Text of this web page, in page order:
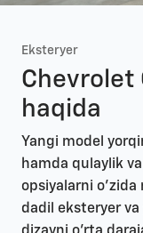
Eksteryer
Chevrolet
haqida
Yangi model
hamda qulaylik
opsiyalarni o’zida
dadil eksteryer